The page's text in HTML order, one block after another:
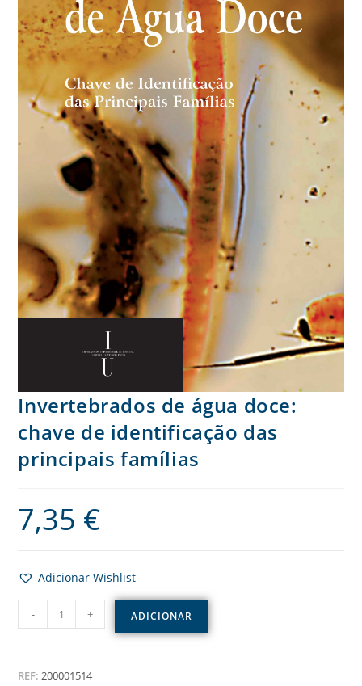
Invertebrados de água doce:
chave de identificação das
principais famílias
7,35 €
Adicionar Wishlist
- + ADICIONAR
REF:200001514